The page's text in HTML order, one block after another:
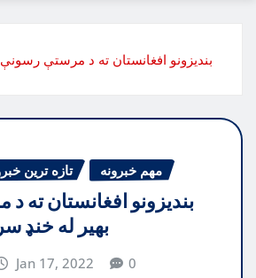
بندیزونو افغانستان ته د مرستې
تازه ترین مهم خبرونه
بندیزونو افغانستان ته
بهیر له خنډ
Jan 17, 2022 0